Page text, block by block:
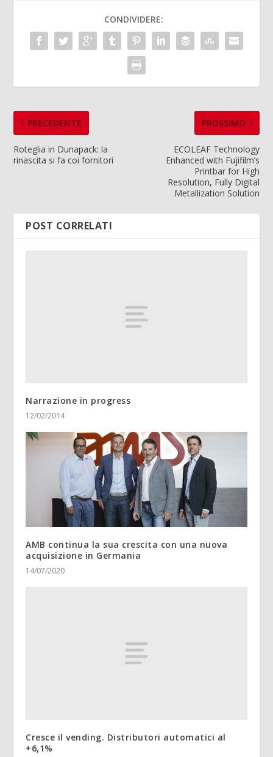
CONDIVIDERE:
PRECEDENTE
Roteglia in Dunapack: la
rinascita si fa coi fornitori
PROSSIMO
ECOLEAF Technology
Enhanced with Fujifilm’s
Printbar for High
Resolution, Fully Digital
Metallization Solution
POST CORRELATI
Narrazione in progress
12/02/2014
AMB continua la sua crescita con una nuova
acquisizione in Germania
14/07/2020
Cresce il vending. Distributori automatici al
+6,1%